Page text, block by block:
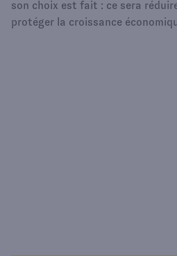
son choix est fait : ce sera
protéger la croissance